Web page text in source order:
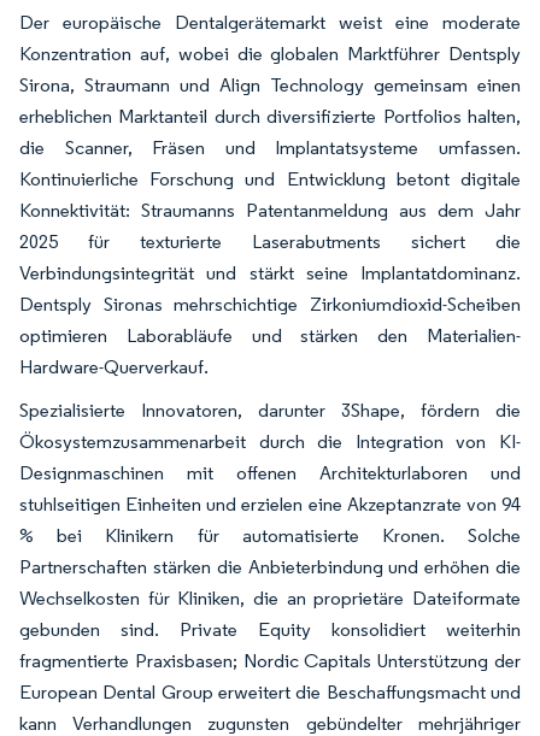
Der europäische Dentalgerätemarkt weist eine moderate
Konzentration auf, wobei die globalen Marktführer Dentsply
Sirona, Straumann und Align Technology gemeinsam einen
erheblichen Marktanteil durch diversifizierte Portfolios halten,
die Scanner, Fräsen und Implantatsysteme umfassen.
Kontinuierliche Forschung und Entwicklung betont digitale
Konnektivität: Straumanns Patentanmeldung aus dem Jahr
2025 für texturierte Laserabutments sichert die
Verbindungsintegrität und stärkt seine Implantatdominanz.
Dentsply Sironas mehrschichtige Zirkoniumdioxid-Scheiben
optimieren Laborabläufe und stärken den Materialien-
Hardware-Querverkauf.
Spezialisierte Innovatoren, darunter 3Shape, fördern die
Ökosystemzusammenarbeit durch die Integration von KI-
Designmaschinen mit offenen Architekturlaboren und
stuhlseitigen Einheiten und erzielen eine Akzeptanzrate von 94
% bei Klinikern für automatisierte Kronen. Solche
Partnerschaften stärken die Anbieterbindung und erhöhen die
Wechselkosten für Kliniken, die an proprietäre Dateiformate
gebunden sind. Private Equity konsolidiert weiterhin
fragmentierte Praxisbasen; Nordic Capitals Unterstützung der
European Dental Group erweitert die Beschaffungsmacht und
kann Verhandlungen zugunsten gebündelter mehrjähriger